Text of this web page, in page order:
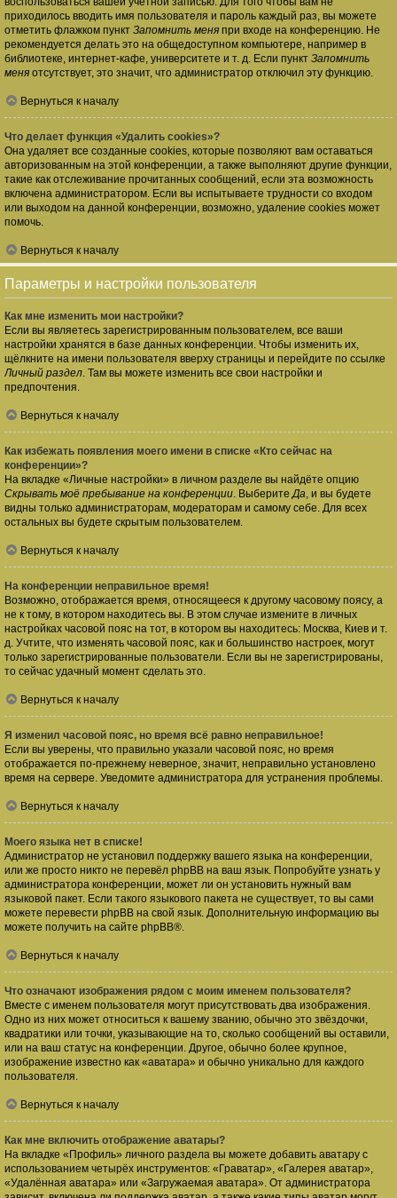
приходилось вводить имя пользователя и пароль каждый раз, вы можете
отметить флажком пункт Запомнить меня при входе на конференцию. Не
рекомендуется делать это на общедоступном компьютере, например в
библиотеке, интернет-кафе, университете и т. д. Если пункт Запомнить
меня отсутствует, это значит, что администратор отключил эту функцию.
Вернуться к началу
Что делает функция «Удалить cookies»?
Она удаляет все созданные cookies, которые позволяют вам оставаться
авторизованным на этой конференции, а также выполняют другие функции,
такие как отслеживание прочитанных сообщений, если эта возможность
включена администратором. Если вы испытываете трудности со входом
или выходом на данной конференции, возможно, удаление cookies может
помочь.
Вернуться к началу
Параметры и настройки пользователя
Как мне изменить мои настройки?
Если вы являетесь зарегистрированным пользователем, все ваши
настройки хранятся в базе данных конференции. Чтобы изменить их,
щёлкните на имени пользователя вверху страницы и перейдите по ссылке
Личный раздел. Там вы можете изменить все свои настройки и
предпочтения.
Вернуться к началу
Как избежать появления моего имени в списке «Кто сейчас на
конференции»?
На вкладке «Личные настройки» в личном разделе вы найдёте опцию
Скрывать моё пребывание на конференции. ВыберитеДа, и вы будете
видны только администраторам, модераторам и самому себе. Для всех
остальных вы будете скрытым пользователем.
Вернуться к началу
На конференции неправильное время!
Возможно, отображается время, относящееся к другому часовому поясу, а
не к тому, в котором находитесь вы. В этом случае измените в личных
настройках часовой пояс на тот, в котором вы находитесь: Москва, Киев и т.
д. Учтите, что изменять часовой пояс, как и большинство настроек, могут
только зарегистрированные пользователи. Если вы не зарегистрированы,
то сейчас удачный момент сделать это.
Вернуться к началу
Я изменил часовой пояс, но время всё равно неправильное!
Если вы уверены, что правильно указали часовой пояс, но время
отображается по-прежнему неверное, значит, неправильно установлено
время на сервере. Уведомите администратора для устранения проблемы.
Вернуться к началу
Моего языка нет в списке!
Администратор не установил поддержку вашего языка на конференции,
или же просто никто не перевёл phpBB на ваш язык. Попробуйте узнать у
администратора конференции, может ли он установить нужный вам
языковой пакет. Если такого языкового пакета не существует, то вы сами
можете перевести phpBB на свой язык. Дополнительную информацию вы
можете получить на сайте phpBB®.
Вернуться к началу
Что означают изображения рядом с моим именем пользователя?
Вместе с именем пользователя могут присутствовать два изображения.
Одно из них может относиться к вашему званию, обычно это звёздочки,
квадратики или точки, указывающие на то, сколько сообщений вы оставили,
или на ваш статус на конференции. Другое, обычно более крупное,
изображение известно как «аватара» и обычно уникально для каждого
пользователя.
Вернуться к началу
Как мне включить отображение аватары?
На вкладке «Профиль» личного раздела вы можете добавить аватару с
использованием четырёх инструментов: «Граватар», «Галерея аватар»,
«Удалённая аватара» или «Загружаемая аватара». От администратора